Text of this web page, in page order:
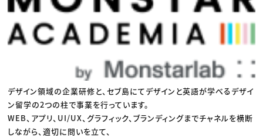
デザイン領域の企業研修と、セブ島にてデザインと英語が学べるデザイ
ン留学の2つの柱で事業を行っています。
WEB、アプリ、UI/UX、グラフィック、ブランディングまでチャネルを横断
しながら、適切に問いを立て、